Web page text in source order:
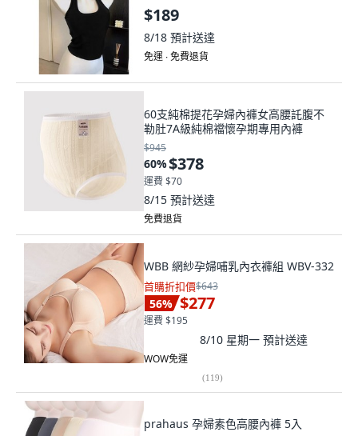
$189
8/18 預計送達
免運 ∙ 免費退貨
60支純棉提花孕婦內褲女高腰託腹不
勒肚7A級純棉襠懷孕期專用內褲
$945
60%$378
運費 $70
8/15 預計送達
免費退貨
WBB 網紗孕婦哺乳內衣褲組 WBV-332
首購折扣價$643
56% $277
運費 $195
8/10 星期一 預計送達
WOW免運
(119)
prahaus 孕婦素色高腰內褲 5入